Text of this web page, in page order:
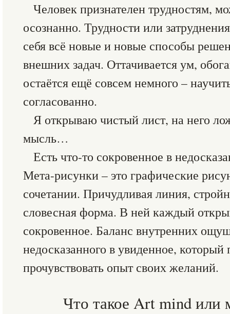
Человек признателен трудностям,
осознанно. Трудности или
себя всё новые и новые способы
внешних задач. Оттачивается ум,
остаётся ещё совсем немного –
согласованно.
Я открываю чистый лист, на него
мысль…
Есть что-то сокровенное в
Мета-рисунки – это графические
сочетании. Причудливая линия,
словесная форма. В ней каждый
сокровенное. Баланс внутренних
недосказанного в увиденное, который
прочувствовать опыт своих желаний.
Что такое Art mind или